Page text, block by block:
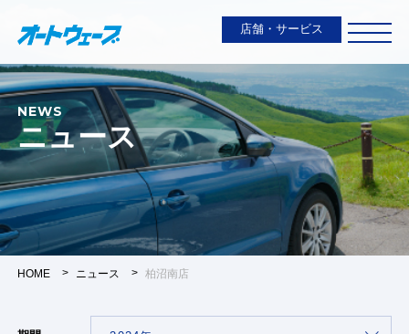
店舗・サービス
NEWS
ニュース
HOME ニュース 柏沼南店